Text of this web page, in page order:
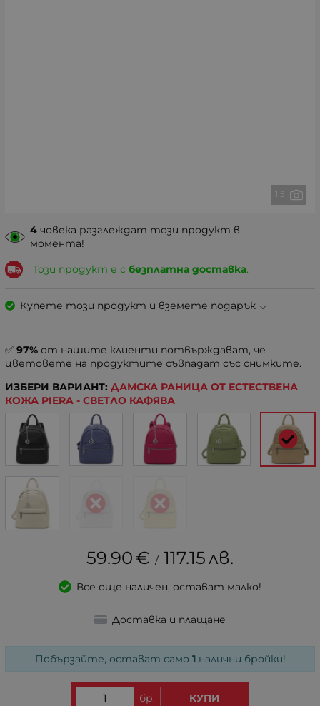
1 5
4 човека разглеждат този продукт в
момента!
Този продукт е с безплатна доставка.
Купете този продукт и вземете подарък
✅ 97% от нашите клиенти потвърждават, че
цветовете на продуктите съвпадат със снимките.
ИЗБЕРИ ВАРИАНТ: ДАМСКА РАНИЦА ОТ ЕСТЕСТВЕНА
КОЖА PIERA - СВЕТЛО КАФЯВА
59.90€ / 117.15 лв.
Все още наличен, остават малко!
Доставка и плащане
Побързайте, остават само 1налични бройки!
бр. КУПИ